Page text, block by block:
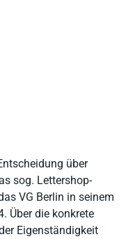
über
sog. Lettershop-
VG Berlin in seinem
Über die konkrete
Eigenständigkeit